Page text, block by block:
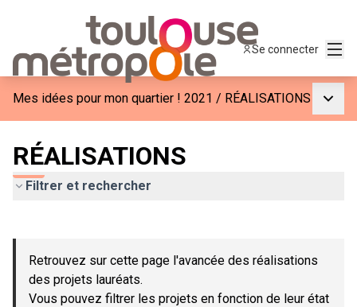
Se connecter
Mes idées pour mon quartier ! 2021 / RÉALISATIONS
RÉALISATIONS
Filtrer et rechercher
−
Retrouvez sur cette page l'avancée des réalisations
des projets lauréats.
Vous pouvez filtrer les projets en fonction de leur état